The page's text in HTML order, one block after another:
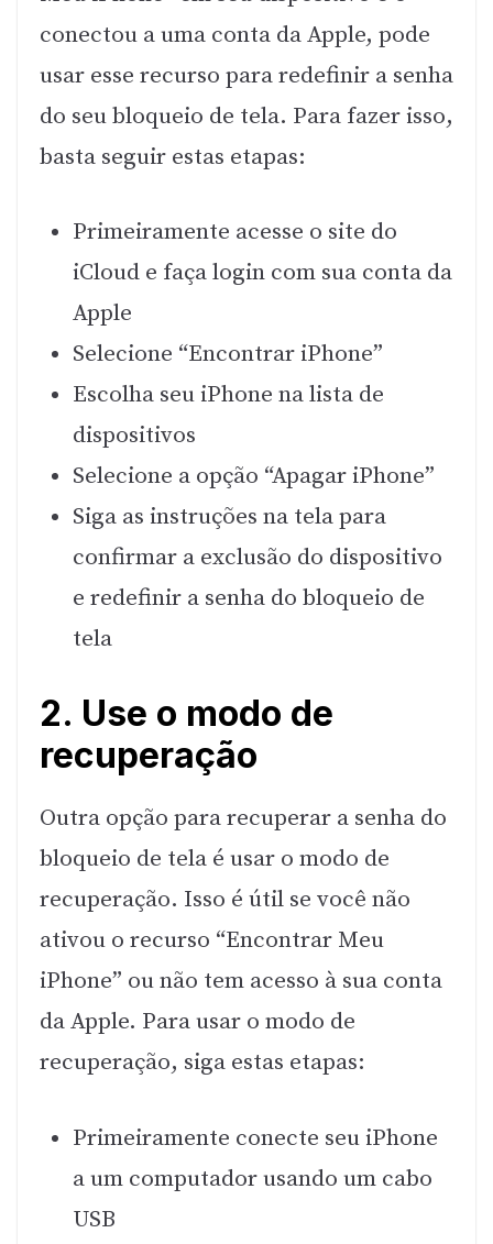
conectou a uma conta da Apple, pode
usar esse recurso para redefinir a senha
do seu bloqueio de tela. Para fazer isso,
basta seguir estas etapas:
Primeiramente acesse o site do
iCloud e faça login com sua conta da
Apple
Selecione “Encontrar iPhone”
Escolha seu iPhone na lista de
dispositivos
Selecione a opção “Apagar iPhone”
Siga as instruções na tela para
confirmar a exclusão do dispositivo
e redefinir a senha do bloqueio de
tela
2. Use o modo de
recuperação
Outra opção para recuperar a senha do
bloqueio de tela é usar o modo de
recuperação. Isso é útil se você não
ativou o recurso “Encontrar Meu
iPhone” ou não tem acesso à sua conta
da Apple. Para usar o modo de
recuperação, siga estas etapas:
Primeiramente conecte seu iPhone
a um computador usando um cabo
USB